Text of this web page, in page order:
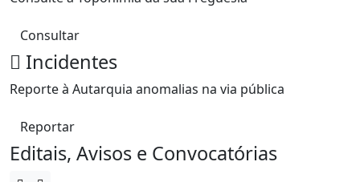
Consultar
Incidentes
Reporte à Autarquia anomalias na via pública
Reportar
Editais, Avisos e Convocatórias